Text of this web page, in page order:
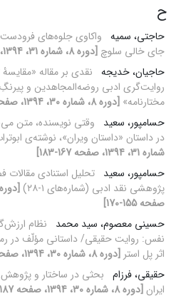
ح
حاجتی، سمیه واکاوی جلوه‌های
جای خالی سلوچ [دوره 8، شماره 31، 1394، صفحه 141-166]
حاجیان، خدیجه نقدی بر مقاله
روایت‌گری ادبی روضه‌المجاهدین و
مختارنامه» [دوره 8، شماره 30، 1394، صفحه 240-248]
حسامپور، سعید
وقتی نویسنده، متن
در داستان «داستان ویران»، نوشته‌ی
شماره 31، 1394، صفحه 167-183]
حسامپور، سعید تحلیل استنادی مقالات
پژوهشی نقد ادبی (شماره‌های ۱-۲۸)
صفحه 155-170]
حسینی معصوم، سید محمد
نظام
نفس: روایت حقیقی/ داستانی مؤلّف در
اثر پل استر [دوره 8، شماره 30، 1394، صفحه 56-80]
حقیقی، فرزام بحثی در ساختار و پژوهش
ایران [دوره 8، شماره 30، 1394، صفحه 187-208]